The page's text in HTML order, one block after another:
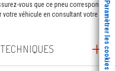
vous que ce pneu correspond
votre véhicule en consultant votre
Paramètrer les cookies